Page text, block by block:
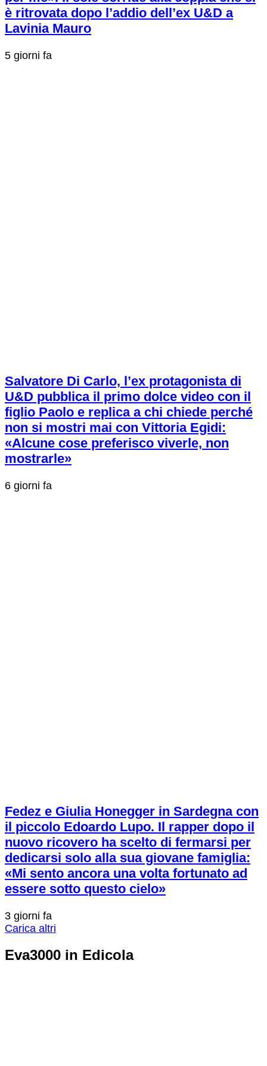
è ritrovata dopo l’addio dell’ex U&D a
Lavinia Mauro
5 giorni fa
Salvatore Di Carlo, l’ex protagonista di
U&D pubblica il primo dolce video con il
figlio Paolo e replica a chi chiede perché
non si mostri mai con Vittoria Egidi:
«Alcune cose preferisco viverle, non
mostrarle»
6 giorni fa
Fedez e Giulia Honegger in Sardegna con
il piccolo Edoardo Lupo. Il rapper dopo il
nuovo ricovero ha scelto di fermarsi per
dedicarsi solo alla sua giovane famiglia:
«Mi sento ancora una volta fortunato ad
essere sotto questo cielo»
3 giorni fa
Carica altri
Eva3000 in Edicola